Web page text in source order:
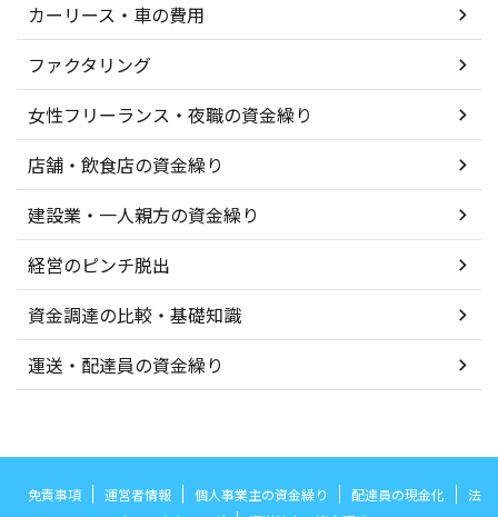
カーリース・車の費用
ファクタリング
女性フリーランス・夜職の資金繰り
店舗・飲食店の資金繰り
建設業・一人親方の資金繰り
経営のピンチ脱出
資金調達の比較・基礎知識
運送・配達員の資金繰り
免責事項 運営者情報 個人事業主の資金繰り 配達員の現金化
法